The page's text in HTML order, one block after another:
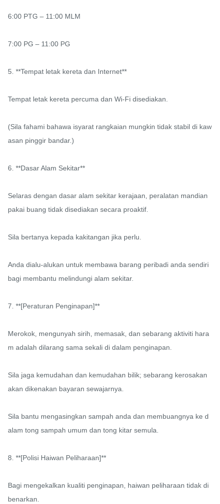
6:00 PTG – 11:00 MLM
7:00 PG – 11:00 PG
5. **Tempat letak kereta dan Internet**
Tempat letak kereta percuma dan Wi-Fi disediakan.
(Sila fahami bahawa isyarat rangkaian mungkin tidak stabil di kaw
asan pinggir bandar.)
6. **Dasar Alam Sekitar**
Selaras dengan dasar alam sekitar kerajaan, peralatan mandian
pakai buang tidak disediakan secara proaktif.
Sila bertanya kepada kakitangan jika perlu.
Anda dialu-alukan untuk membawa barang peribadi anda sendiri
bagi membantu melindungi alam sekitar.
7. **[Peraturan Penginapan]**
Merokok, mengunyah sirih, memasak, dan sebarang aktiviti hara
m adalah dilarang sama sekali di dalam penginapan.
Sila jaga kemudahan dan kemudahan bilik; sebarang kerosakan
akan dikenakan bayaran sewajarnya.
Sila bantu mengasingkan sampah anda dan membuangnya ke d
alam tong sampah umum dan tong kitar semula.
8. **[Polisi Haiwan Peliharaan]**
Bagi mengekalkan kualiti penginapan, haiwan peliharaan tidak di
benarkan.